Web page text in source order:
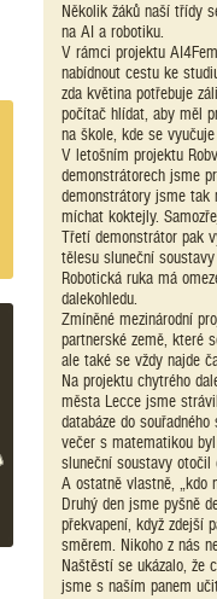
Několik žáků naší třídy
na AI a robotiku.
V rámci projektu
nabídnout cestu ke
zda květina potřebuje
počítač hlídat, aby měl
na škole, kde se
V letošním projektu
demonstrátorech jsme
demonstrátory jsme tak
míchat koktejly.
Třetí demonstrátor pak
tělesu sluneční
Robotická ruka má
dalekohledu.
Zmíněné mezinárodní
partnerské země, které
ale také se vždy najde
Na projektu chytrého
města Lecce jsme
databáze do
večer s matematikou
sluneční soustavy otočil
A ostatně vlastně, „kdo
Druhý den jsme pyšně
překvapení, když zdejší
směrem. Nikoho z nás
Naštěstí se ukázalo, že
jsme s naším panem